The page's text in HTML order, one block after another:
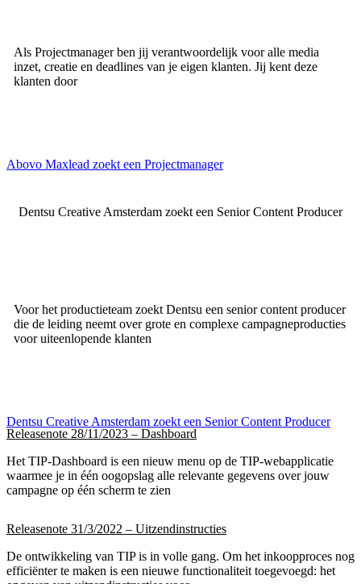
Als Projectmanager ben jij verantwoordelijk voor alle media
inzet, creatie en deadlines van je eigen klanten. Jij kent deze
klanten door
Abovo Maxlead zoekt een Projectmanager
Dentsu Creative Amsterdam zoekt een Senior Content Producer
Voor het productieteam zoekt Dentsu een senior content producer
die de leiding neemt over grote en complexe campagneproducties
voor uiteenlopende klanten
Dentsu Creative Amsterdam zoekt een Senior Content Producer
Releasenote 28/11/2023 – Dashboard
Het TIP-Dashboard is een nieuw menu op de TIP-webapplicatie
waarmee je in één oogopslag alle relevante gegevens over jouw
campagne op één scherm te zien
Releasenote 31/3/2022 – Uitzendinstructies
De ontwikkeling van TIP is in volle gang. Om het inkoopproces nog
efficiënter te maken is een nieuwe functionaliteit toegevoegd: het